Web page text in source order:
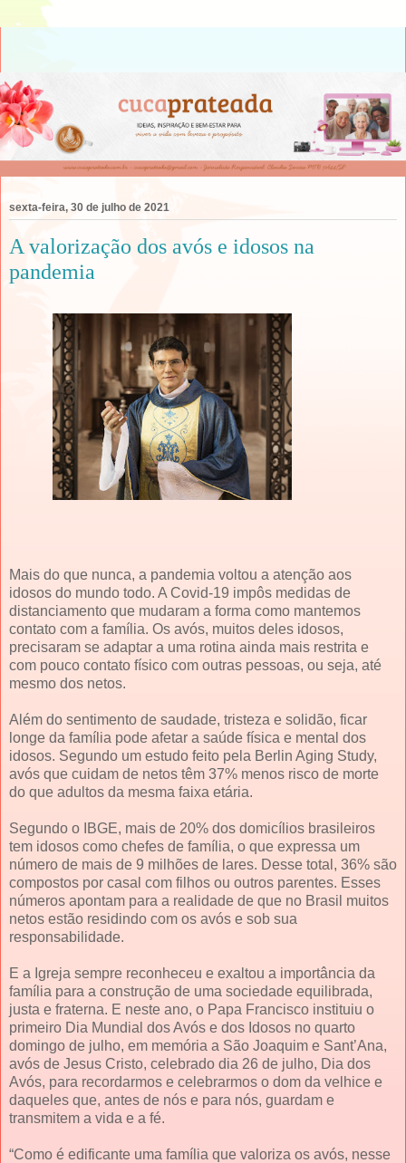
sexta-feira, 30 de julho de 2021
A valorização dos avós e idosos na
pandemia
Mais do que nunca, a pandemia voltou a atenção aos
idosos do mundo todo. A Covid-19 impôs medidas de
distanciamento que mudaram a forma como mantemos
contato com a família. Os avós, muitos deles idosos,
precisaram se adaptar a uma rotina ainda mais restrita e
com pouco contato físico com outras pessoas, ou seja, até
mesmo dos netos.
Além do sentimento de saudade, tristeza e solidão, ficar
longe da família pode afetar a saúde física e mental dos
idosos. Segundo um estudo feito pela Berlin Aging Study,
avós que cuidam de netos têm 37% menos risco de morte
do que adultos da mesma faixa etária.
Segundo o IBGE, mais de 20% dos domicílios brasileiros
tem idosos como chefes de família, o que expressa um
número de mais de 9 milhões de lares. Desse total, 36% são
compostos por casal com filhos ou outros parentes. Esses
números apontam para a realidade de que no Brasil muitos
netos estão residindo com os avós e sob sua
responsabilidade.
E a Igreja sempre reconheceu e exaltou a importância da
família para a construção de uma sociedade equilibrada,
justa e fraterna. E neste ano, o Papa Francisco instituiu o
primeiro Dia Mundial dos Avós e dos Idosos no quarto
domingo de julho, em memória a São Joaquim e Sant’Ana,
avós de Jesus Cristo, celebrado dia 26 de julho, Dia dos
Avós, para recordarmos e celebrarmos o dom da velhice e
daqueles que, antes de nós e para nós, guardam e
transmitem a vida e a fé.
“Como é edificante uma família que valoriza os avós, nesse